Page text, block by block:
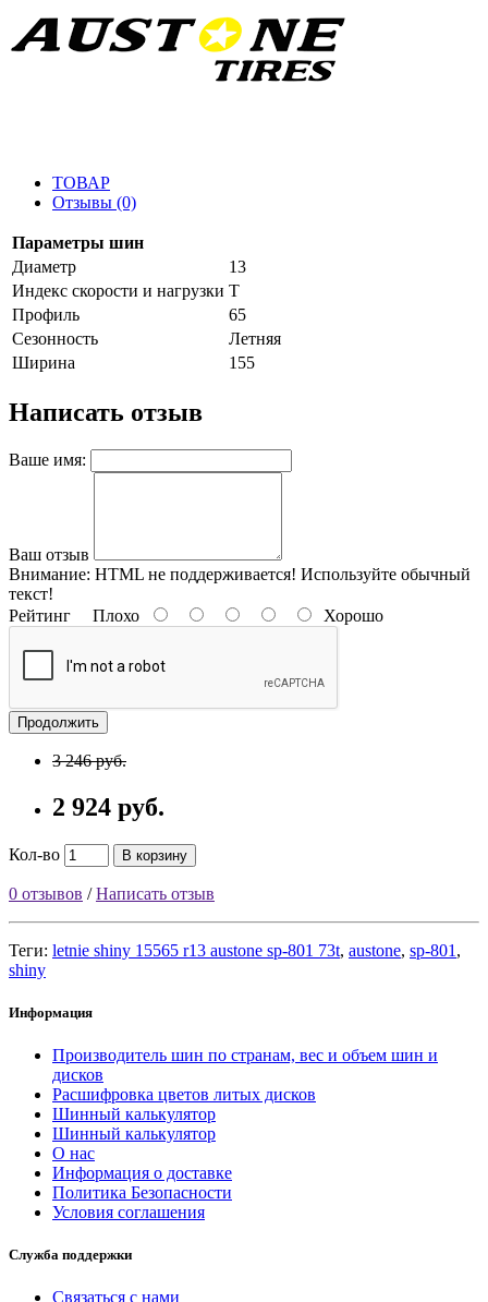
ТОВАР
Отзывы (0)
Параметры шин
Диаметр
13
Индекс скорости и нагрузки T
Профиль
65
Сезонность
Летняя
Ширина
155
Написать отзыв
Ваше имя:
Ваш отзыв
Внимание: HTML не поддерживается! Используйте обычный
текст!
Рейтинг Плохо Хорошо
Продолжить
3 246 руб.
2 924 руб.
Кол-во В корзину
0 отзывов /Написать отзыв
Теги: letnie shiny 15565 r13 austone sp-801 73t, austone, sp-801 ,
shiny
Информация
Производитель шин по странам, вес и объем шин и
дисков
Расшифровка цветов литых дисков
Шинный калькулятор
Шинный калькулятор
О нас
Информация о доставке
Политика Безопасности
Условия соглашения
Служба поддержки
Связаться с нами